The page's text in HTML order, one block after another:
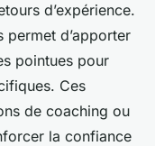
d’expérience.
permet d’apporter
pointues pour
Ces
de coaching ou
la confiance